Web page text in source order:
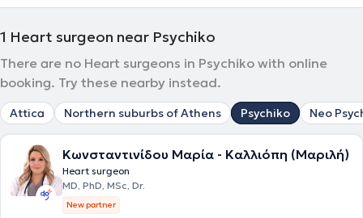
1 Heart surgeon near Psychiko
There are no Heart surgeons in Psychiko with online
booking. Try these nearby instead.
Attica Northern suburbs of Athens Psychiko Neo
Κωνσταντινίδου Μαρία - Καλλιόπη (Μαριλή)
Heart surgeon
MD, PhD, MSc, Dr.
New partner